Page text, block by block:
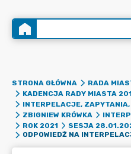
STRONA GŁÓWNA
RADA
KADENCJA RADY MIASTA
INTERPELACJE,
ZBIGNIEW KRÓWKA
ROK 2021
SESJA